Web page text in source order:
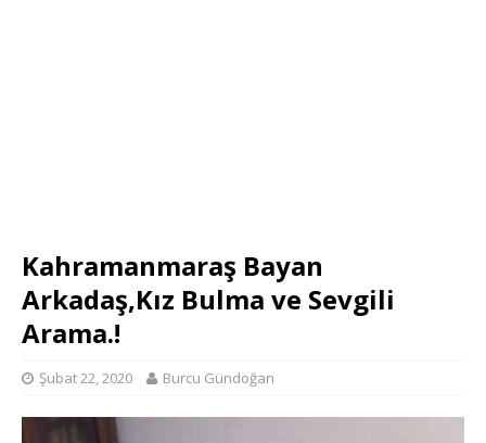
Kahramanmaraş Bayan
Arkadaş,Kız Bulma ve Sevgili
Arama.!
Şubat 22, 2020 Burcu Gündoğan